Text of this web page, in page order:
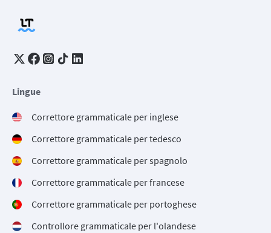
Lingue
Correttore grammaticale per inglese
Correttore grammaticale per tedesco
Correttore grammaticale per spagnolo
Correttore grammaticale per francese
Correttore grammaticale per portoghese
Controllore grammaticale per l'olandese